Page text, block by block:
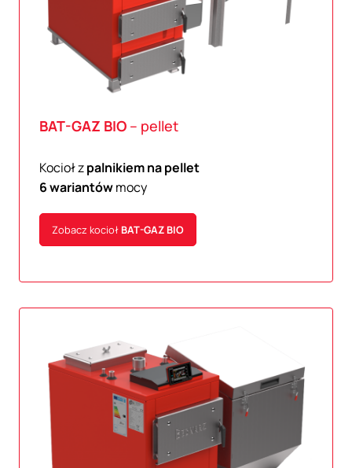
BAT-GAZ BIO – pellet
Kocioł zpalnikiem na pellet
6 wariantówmocy
Zobacz kociołBAT-GAZBIO